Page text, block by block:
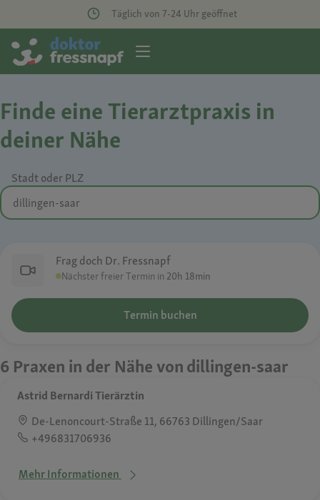
Täglich von 7-24 Uhr geöffnet
Finde eine Tierarztpraxis in
deiner Nähe
Stadt oder PLZ
Frag doch Dr. Fressnapf
Nächster freier Termin in 20h 18min
Termin buchen
6 Praxen in der Nähe von dillingen-saar
Astrid Bernardi Tierärztin
De-Lenoncourt-Straße 11, 66763 Dillingen/Saar
+496831706936
Mehr Informationen